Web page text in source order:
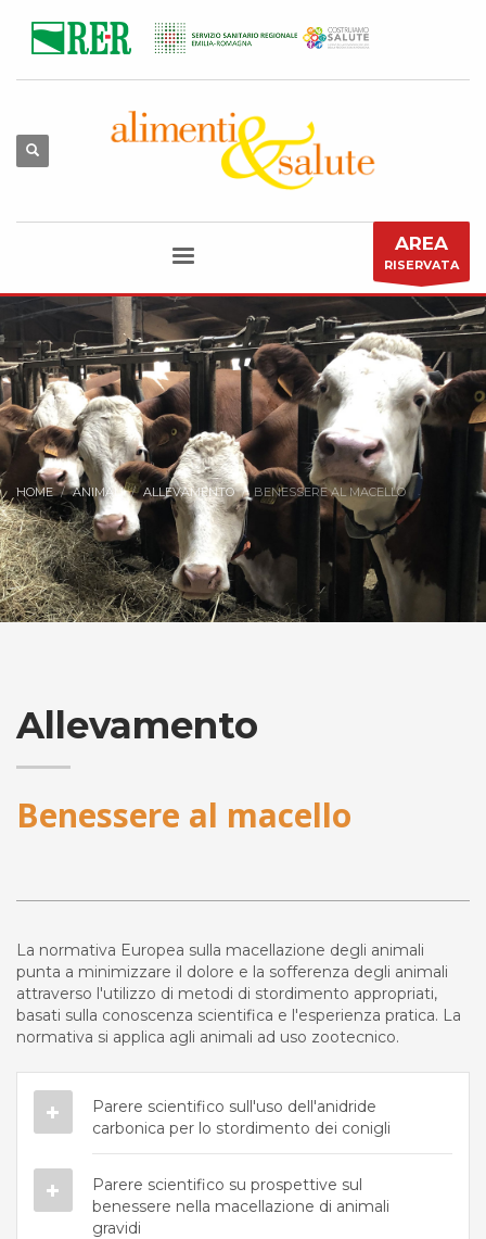
AREA
RISERVATA
HOME ANIMALI ALLEVAMENTO BENESSERE AL MACELLO
Allevamento
Benessere al macello
La normativa Europea sulla macellazione degli animali
punta a minimizzare il dolore e la sofferenza degli animali
attraverso l'utilizzo di metodi di stordimento appropriati,
basati sulla conoscenza scientifica e l'esperienza pratica. La
normativa si applica agli animali ad uso zootecnico.
Parere scientifico sull'uso dell'anidride
carbonica per lo stordimento dei conigli
Parere scientifico su prospettive sul
benessere nella macellazione di animali
gravidi